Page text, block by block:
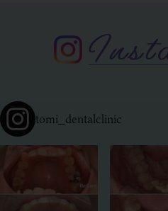
tomi_dentalclinic